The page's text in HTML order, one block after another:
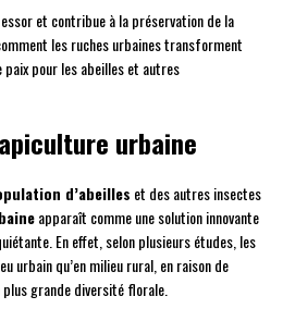
et contribue à la préservation de la
les ruches urbaines transforment
pour les abeilles et autres
urbaine
d’abeilles et des autres insectes
apparaît comme une solution innovante
En effet, selon plusieurs études, les
urbain qu’en milieu rural, en raison de
plus grande diversité florale.